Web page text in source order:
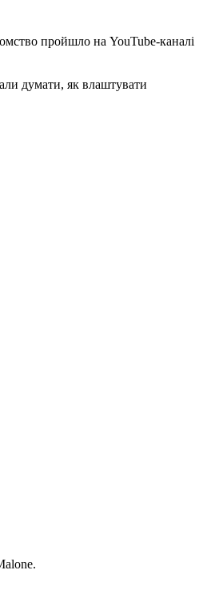
пройшло на YouTube-каналі
думати, як влаштувати